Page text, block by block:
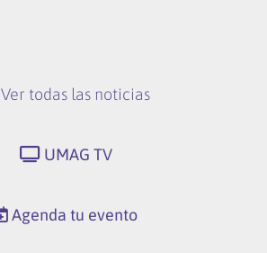
Ver todas las noticias
UMAG TV
Agenda tu evento